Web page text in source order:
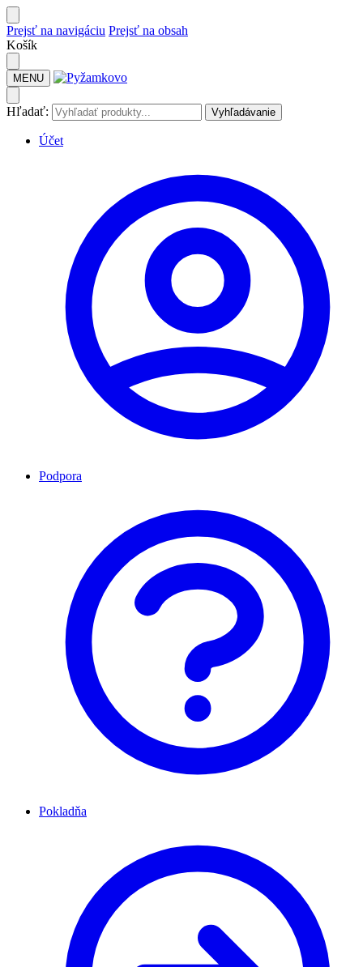
Prejsť na navigáciu Prejsť na obsah
Košík
MENU
Hľadať: Vyhľadávanie
Účet
Podpora
Pokladňa